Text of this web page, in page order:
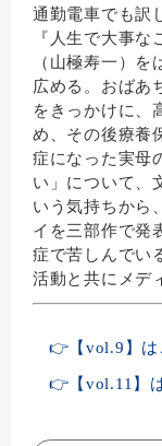
通勤電車でも訳
『人生で大事な
（山極寿一）
広める。おばあ
をきっかけに、
め、その後療養
症になった実母
い」について、
いう気持ちから
イを三部作で発
症で苦しんでい
活動と共にメデ
👉【vol.9】は
👉【vol.11】